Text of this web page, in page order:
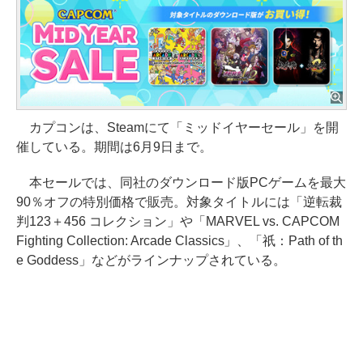
カプコンは、Steamにて「ミッドイヤーセール」を開
催している。期間は6月9日まで。
本セールでは、同社のダウンロード版PCゲームを最大
90％オフの特別価格で販売。対象タイトルには「逆転裁
判123＋456 コレクション」や「MARVEL vs. CAPCOM
Fighting Collection: Arcade Classics」、「祇：Path of th
e Goddess」などがラインナップされている。